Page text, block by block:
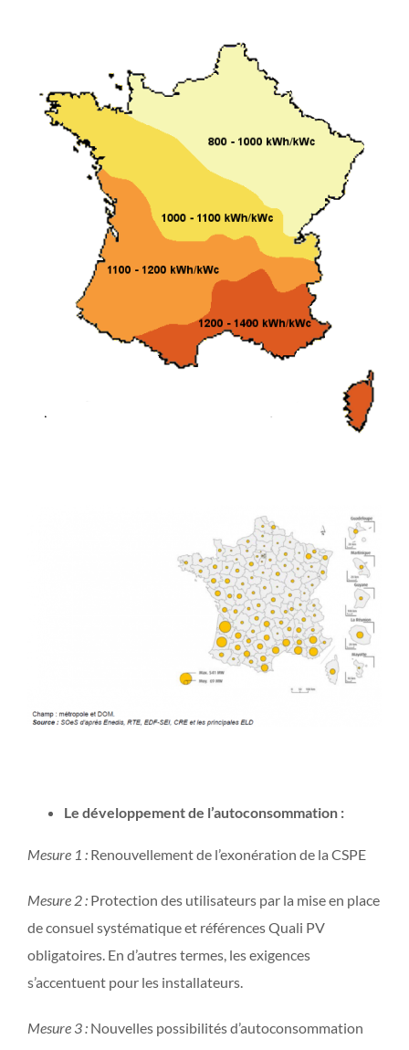
Le développement de l’autoconsommation :
Mesure 1 : Renouvellement de l’exonération de la CSPE
Mesure 2 : Protection des utilisateurs par la mise en place
de consuel systématique et références Quali PV
obligatoires. En d’autres termes, les exigences
s’accentuent pour les installateurs.
Mesure 3 : Nouvelles possibilités d’autoconsommation